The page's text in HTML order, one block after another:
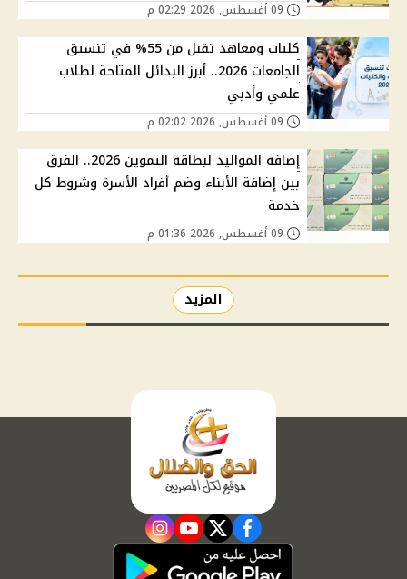
كليات ومعاهد تقبل من 55% في تنسيق
الجامعات 2026.. أبرز البدائل المتاحة لطلاب
علمي وأدبي
إضافة المواليد لبطاقة التموين 2026.. الفرق
بين إضافة الأبناء وضم أفراد الأسرة وشروط كل
خدمة
المزيد
facebook
twitter
youtube
instagram